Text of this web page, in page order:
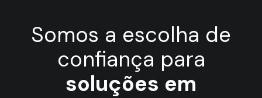
Somos a escolha de
confiança para
soluções em